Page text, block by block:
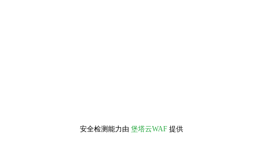
安全检测能力由 堡塔云WAF 提供